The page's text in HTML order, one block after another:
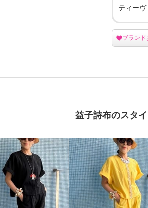
ティー
ブラン
益子詩布のスタ